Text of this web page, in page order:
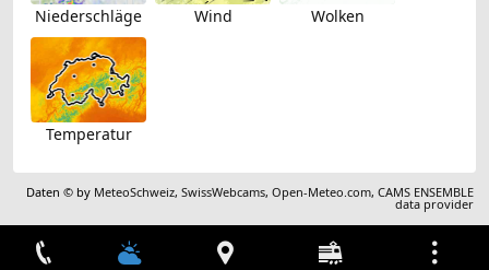
Niederschläge Wind Wolken
Temperatur
Daten © by MeteoSchweiz,SwissWebcams,Open-Meteo.com,CAMS ENSEMBLE
data provider